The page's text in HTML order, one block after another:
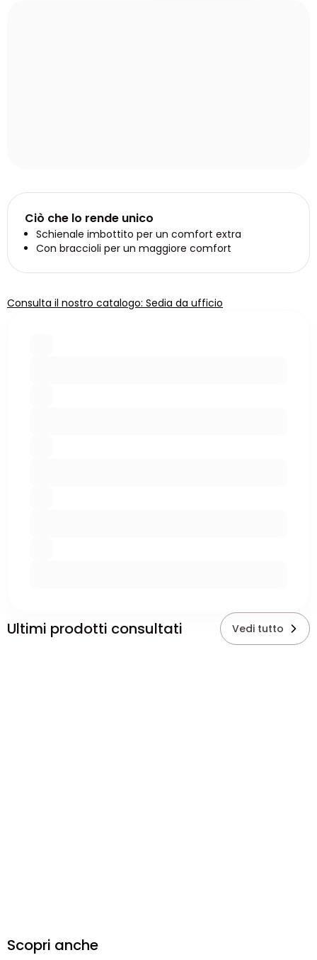
Ciò che lo rende unico
Schienale imbottito per un comfort extra
Con braccioli per un maggiore comfort
Consulta il nostro catalogo: Sedia da ufficio
Ultimi prodotti consultati Vedi tutto
Scopri anche